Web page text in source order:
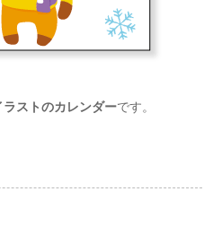
ストのカレンダーです。